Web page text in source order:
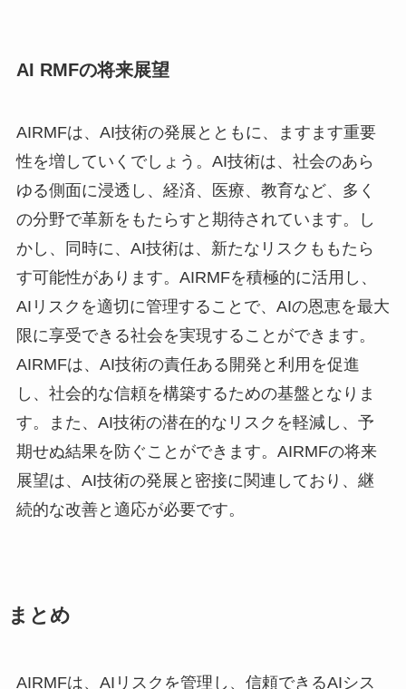
AI RMFの将来展望
AIRMFは、AI技術の発展とともに、ますます重要
性を増していくでしょう。AI技術は、社会のあら
ゆる側面に浸透し、経済、医療、教育など、多く
の分野で革新をもたらすと期待されています。し
かし、同時に、AI技術は、新たなリスクももたら
す可能性があります。AIRMFを積極的に活用し、
AIリスクを適切に管理することで、AIの恩恵を最大
限に享受できる社会を実現することができます。
AIRMFは、AI技術の責任ある開発と利用を促進
し、社会的な信頼を構築するための基盤となりま
す。また、AI技術の潜在的なリスクを軽減し、予
期せぬ結果を防ぐことができます。AIRMFの将来
展望は、AI技術の発展と密接に関連しており、継
続的な改善と適応が必要です。
まとめ
AIRMFは、AIリスクを管理し、信頼できるAIシス